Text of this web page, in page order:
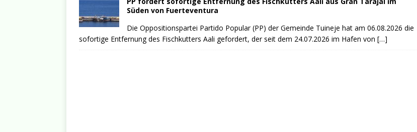
Süden von Fuerteventura
Die Oppositionspartei Partido Popular (PP) der Gemeinde Tuineje hat am 06.08.2026 die
sofortige Entfernung des Fischkutters Aali gefordert, der seit dem 24.07.2026 im Hafen von […]